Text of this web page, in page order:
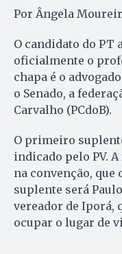
Por Ângela
O candidato do PT
oficialmente o
chapa é o
o Senado, a
Carvalho (PCdoB).
O primeiro
indicado pelo PV.
na convenção, que
suplente será
vereador de Iporá,
ocupar o lugar de